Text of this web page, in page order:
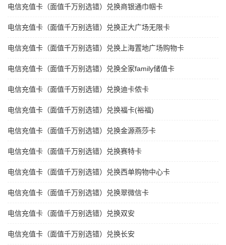
电信充值卡（面值千万别选错）兑换商银通巾帼卡
电信充值卡（面值千万别选错）兑换正大广场无限卡
电信充值卡（面值千万别选错）兑换上海置地广场购物卡
电信充值卡（面值千万别选错）兑换全家family储值卡
电信充值卡（面值千万别选错）兑换迪卡侬卡
电信充值卡（面值千万别选错）兑换福卡(裕福)
电信充值卡（面值千万别选错）兑换金源燕莎卡
电信充值卡（面值千万别选错）兑换赛特卡
电信充值卡（面值千万别选错）兑换西单购物中心卡
电信充值卡（面值千万别选错）兑换翠微信卡
电信充值卡（面值千万别选错）兑换双安
电信充值卡（面值千万别选错）兑换长安